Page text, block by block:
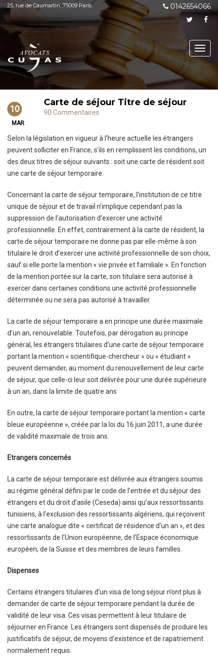
25, rue de Caumartin, 75009 Paris 0142654066
10
MAR
Carte de séjour Titre de séjour
90 Commentaires
Selon la législation en vigueur à l’heure actuelle les étrangers
peuvent solliciter en France, s’ils en remplissent les conditions, un
des deux titres de séjour suivants : soit une carte de résident soit
une carte de séjour temporaire.
Concernant la carte de séjour temporaire, l’institution de ce titre
unique de séjour et de travail n’implique cependant pas la
suppression de l’autorisation d’exercer une activité
professionnelle. En effet, contrairement à la carte de résident, la
carte de séjour temporaire ne donne pas par elle-même à son
titulaire le droit d’exercer une activité professionnelle de son choix,
sauf si elle porte la mention « vie privée et familiale ». En fonction
de la mention portée sur la carte, son titulaire sera autorisé à
exercer dans certaines conditions une activité professionnelle
déterminée ou ne sera pas autorisé à travailler.
La carte de séjour temporaire a en principe une durée maximale
d’un an, renouvelable. Toutefois, par dérogation au principe
général, les étrangers titulaires d’une carte de séjour temporaire
portant la mention « scientifique-chercheur » ou « étudiant »
peuvent demander, au moment du renouvellement de leur carte
de séjour, que celle-ci leur soit délivrée pour une durée supérieure
à un an, dans la limite de quatre ans
En outre, la carte de séjour temporaire portant la mention « carte
bleue européenne », créée par la loi du 16 juin 2011, a une durée
de validité maximale de trois ans.
Etrangers concernés
La carte de séjour temporaire est délivrée aux étrangers soumis
au régime général défini par le code de l’entrée et du séjour des
étrangers et du droit d’asile (Ceseda) ainsi qu’aux ressortissants
tunisiens, à l’exclusion des ressortissants algériens, qui reçoivent
une carte analogue dite « certificat de résidence d’un an », et des
ressortissants de l’Union européenne, de l’Espace économique
européen, de la Suisse et des membres de leurs familles.
Dispenses
Certains étrangers titulaires d’un visa de long séjour n’ont plus à
demander de carte de séjour temporaire pendant la durée de
validité de leur visa. Ces visas permettent à leur titulaire de
séjourner en France. Les étrangers sont dispensés de produire les
justificatifs de séjour, de moyens d’existence et de rapatriement
normalement requis.